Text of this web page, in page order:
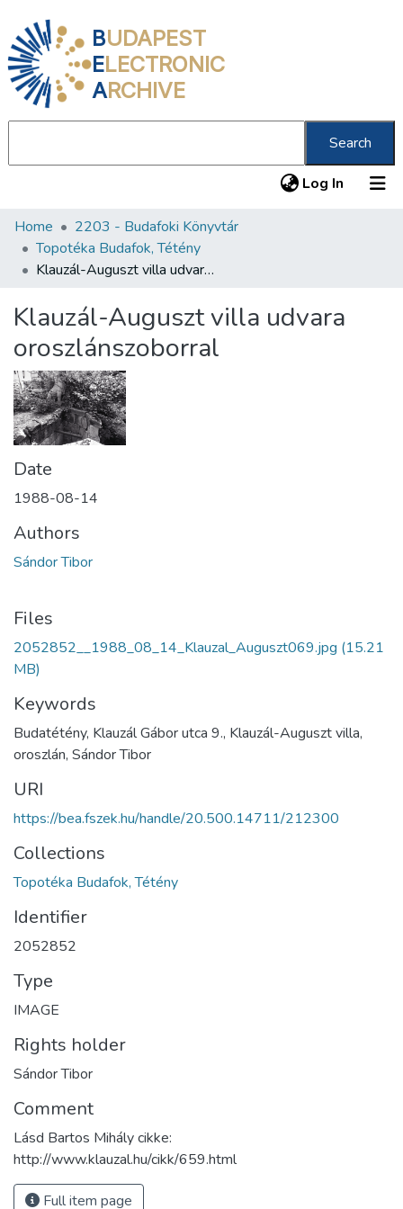
BUDAPEST
ELECTRONIC
ARCHIVE
Search
Log In (current)
Communities & Collections
All of DSpace
Home
2203 - Budafoki Könyvtár
Topotéka Budafok, Tétény
Klauzál-Auguszt villa udvara oroszlánszoborral
Klauzál-Auguszt villa udvara
oroszlánszoborral
Date
1988-08-14
Authors
Sándor Tibor
Files
2052852__1988_08_14_Klauzal_Auguszt069.jpg (15.21
MB)
Keywords
Budatétény, Klauzál Gábor utca 9., Klauzál-Auguszt villa,
oroszlán, Sándor Tibor
URI
https://bea.fszek.hu/handle/20.500.14711/212300
Collections
Topotéka Budafok, Tétény
Identifier
2052852
Type
IMAGE
Rights holder
Sándor Tibor
Comment
Lásd Bartos Mihály cikke:
http://www.klauzal.hu/cikk/659.html
Full item page